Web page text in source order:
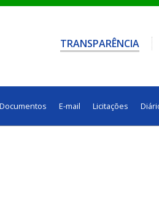
TRANSPARÊNCIA
Documentos E-mail Licitações